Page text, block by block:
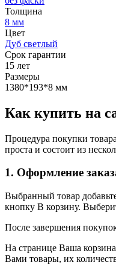
Толщина
8 мм
Цвет
Дуб светлый
Срок гарантии
15 лет
Размеры
1380*193*8 мм
Как купить на
Процедура покупки
проста и состоит из
1. Оформление
Выбранный товар
кнопку В корзину.
После завершения
На странице Ваша
Вами товары, их